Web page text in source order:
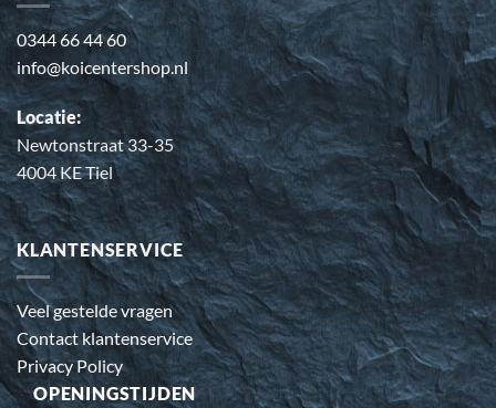
0344 66 44 60
info@koicentershop.nl
Locatie:
Newtonstraat 33-35
4004 KE Tiel
KLANTENSERVICE
Veel gestelde vragen
Contact klantenservice
Privacy Policy
OPENINGSTIJDEN